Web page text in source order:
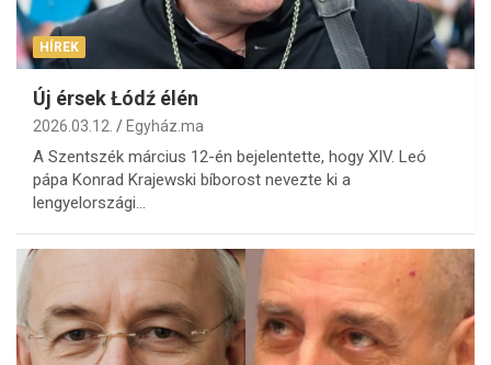
HÍREK
Új érsek Łódź élén
2026.03.12. Egyház.ma
A Szentszék március 12-én bejelentette, hogy XIV. Leó
pápa Konrad Krajewski bíborost nevezte ki a
lengyelországi…